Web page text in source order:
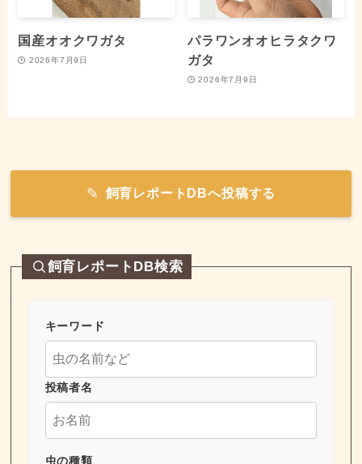
国産オオクワガタ
2026年7月9日
パラワンオオヒラタクワ
ガタ
2026年7月9日
飼育レポートDBへ投稿する
飼育レポートDB検索
キーワード
投稿者名
虫の種類